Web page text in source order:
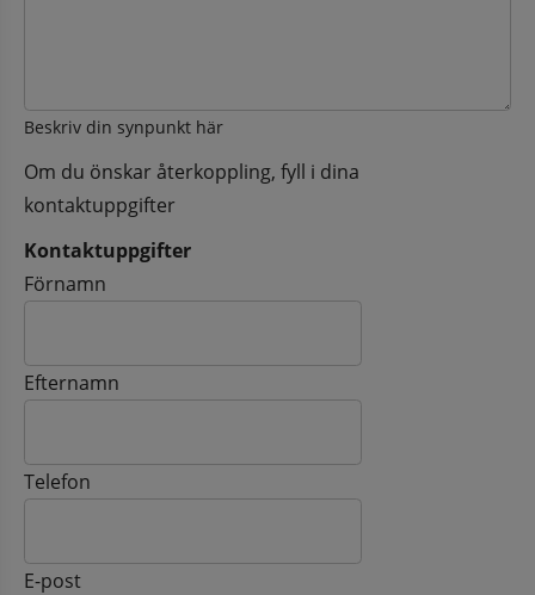
Beskriv din synpunkt här
Om du önskar återkoppling, fyll i dina
kontaktuppgifter
Kontaktuppgifter
Kontaktuppgifter
Förnamn
Efternamn
Telefon
E-post